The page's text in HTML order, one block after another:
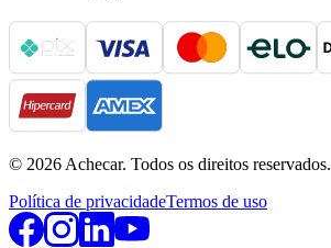
© 2026Achecar. Todos os direitos reservados.
Política de privacidadeTermos de uso